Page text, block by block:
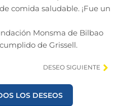
comida saludable. ¡Fue un
Monsma de Bilbao
de Grissell.
DESEO SIGUIENTE
LOS DESEOS